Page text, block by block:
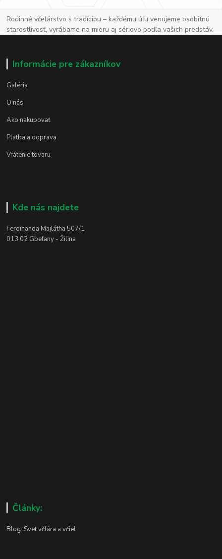
Rodinné včelárstvo s tradíciou – každému úľu venujeme osobitnú
starostlivosť, vyrábame na mieru aj sériovo podľa vašich predstáv.
Informácie pre zákazníkov
Galéria
O nás
Ako nakupovať
Platba a doprava
Vrátenie tovaru
Kde nás najdete
Ferdinanda Majlátha 507/1
013 02 Gbeľany - Žilina
Články:
Blog: Svet včlára a včiel